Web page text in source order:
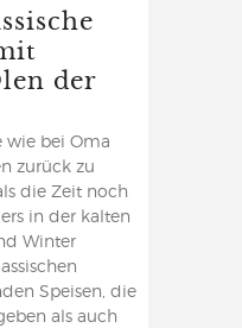
der
wie bei Oma
zurück zu
die Zeit noch
in der kalten
Winter
Speisen, die
als auch